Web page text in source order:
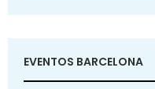
EVENTOS BARCELONA